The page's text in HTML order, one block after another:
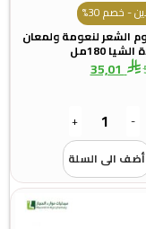
- خصم 30%
الشعر لنعومة ولمعان
180مل
35,01
-
+
أضف الى السلة